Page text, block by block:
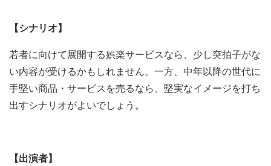
【シナリオ】
若者に向けて展開する娯楽サービスなら、少し突拍子がな
い内容が受けるかもしれません。一方、中年以降の世代に
手堅い商品・サービスを売るなら、堅実なイメージを打ち
出すシナリオがよいでしょう。
【出演者】